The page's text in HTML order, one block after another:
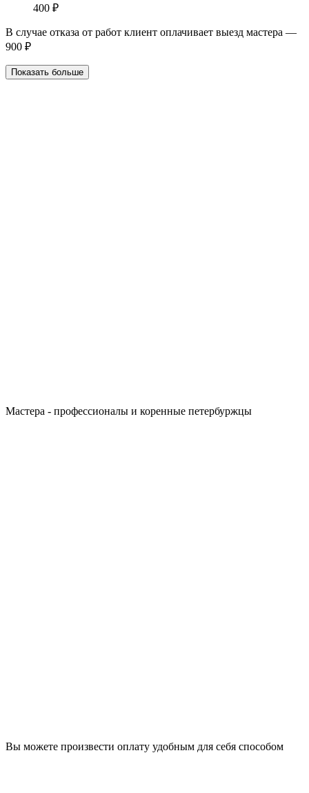
400 ₽
В случае отказа от работ клиент оплачивает выезд мастера —
900 ₽
Показать больше
Мастера - профессионалы и коренные петербуржцы
Вы можете произвести оплату удобным для себя способом